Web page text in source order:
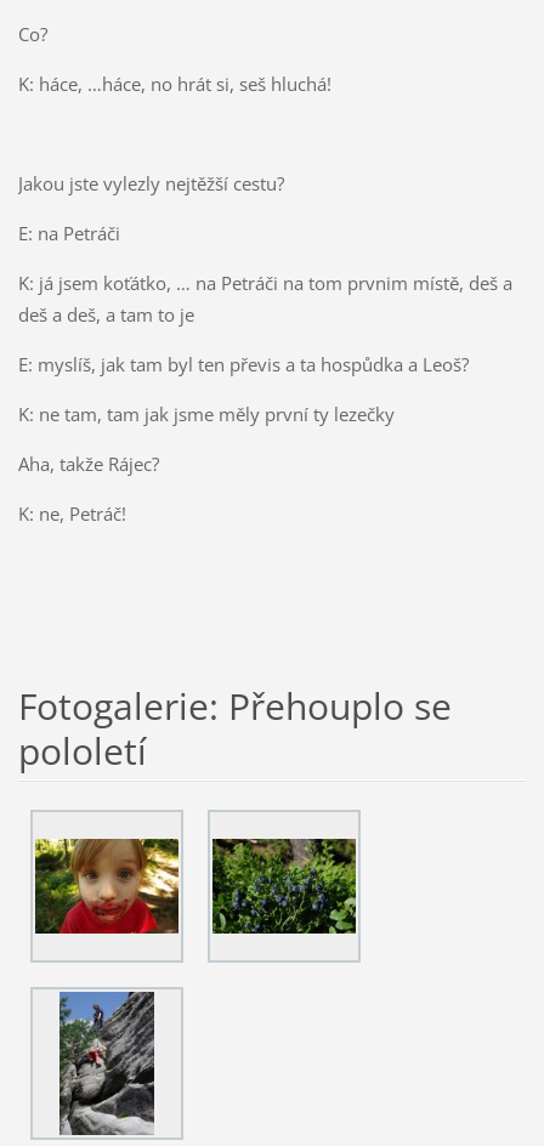
Co?
K: háce, …háce, no hrát si, seš hluchá!
Jakou jste vylezly nejtěžší cestu?
E: na Petráči
K: já jsem koťátko, … na Petráči na tom prvnim místě, deš a
deš a deš, a tam to je
E: myslíš, jak tam byl ten převis a ta hospůdka a Leoš?
K: ne tam, tam jak jsme měly první ty lezečky
Aha, takže Rájec?
K: ne, Petráč!
Fotogalerie: Přehouplo se
pololetí